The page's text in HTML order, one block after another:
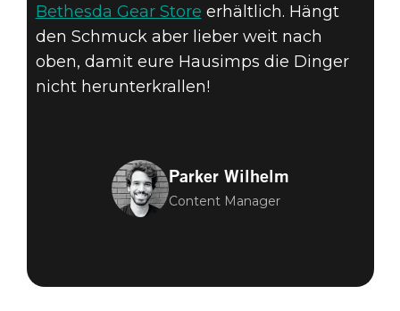
Bethesda Gear Store erhältlich. Hängt
den Schmuck aber lieber weit nach
oben, damit eure Hausimps die Dinger
nicht herunterkrallen!
Parker Wilhelm
Content Manager